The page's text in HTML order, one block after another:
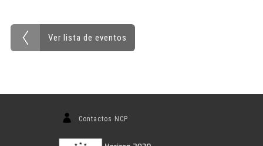
Ver lista de eventos
Contactos NCP